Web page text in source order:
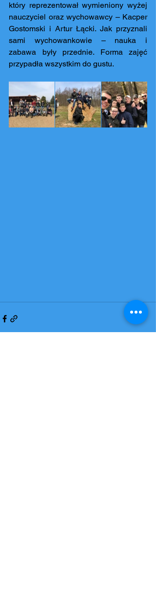
który reprezentował wymieniony wyżej
nauczyciel oraz wychowawcy – Kacper
Gostomski i Artur Łącki. Jak przyznali
sami wychowankowie – nauka i
zabawa były przednie. Forma zajęć
przypadła wszystkim do gustu.